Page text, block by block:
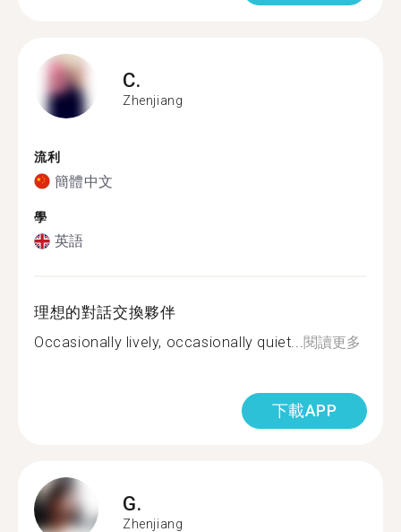
C.
Zhenjiang
流利
簡體中文
學
英語
理想的對話交換夥伴
Occasionally lively, occasionally quiet...閱讀更多
下載APP
G.
Zhenjiang